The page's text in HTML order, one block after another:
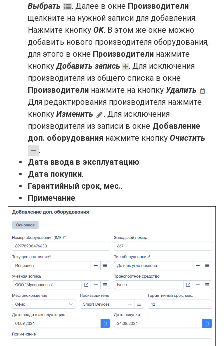
Выбрать
. Далее в окне Производители
щелкните на нужной записи для добавления.
Нажмите кнопку OK. В этом же окне можно
добавить нового производителя оборудования,
для этого в окне Производители нажмите
кнопкуДобавить запись
. Для исключения
производителя из общего списка в окне
Производители нажмите на кнопку Удалить
.
Для редактирования производителя нажмите
кнопку Изменить
. Для исключения
производителя из записи в окне Добавление
доп. оборудования нажмите кнопку Очистить
.
Дата ввода в эксплуатацию.
Дата покупки.
Гарантийный срок, мес..
Примечание.